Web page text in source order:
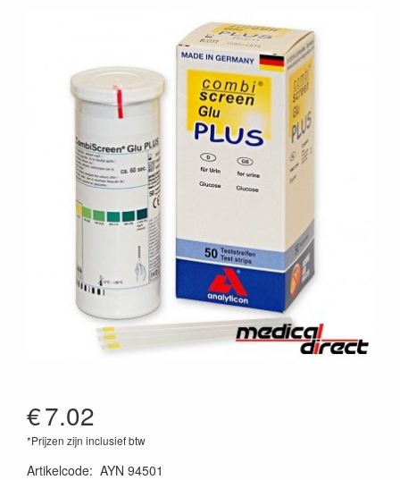
€7.02
*Prijzen zijn inclusief btw
Artikelcode: AYN 94501